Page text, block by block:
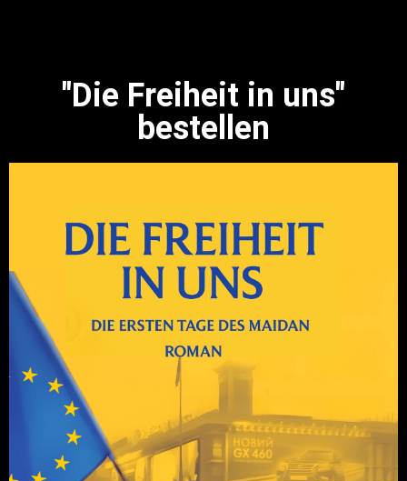
"Die Freiheit in uns"
bestellen